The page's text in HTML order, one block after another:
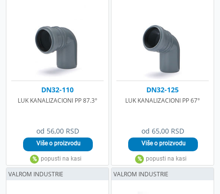
od 56,00 RSD
DN32-110
LUK KANALIZACIONI PP 87.3°
od 65,00 RSD
DN32-125
LUK KANALIZACIONI PP 67°
VALROM INDUSTRIE VALROM INDUSTRIE